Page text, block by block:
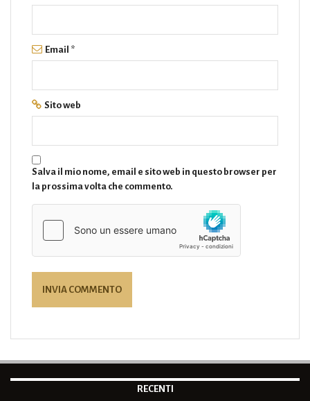
Email *
Sito web
Salva il mio nome, email e sito web in questo browser per
la prossima volta che commento.
RECENTI